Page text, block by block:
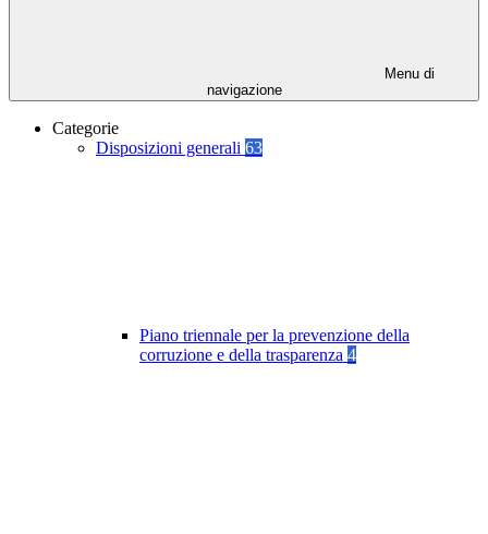
Menu di
navigazione
Categorie
Disposizioni generali 63
Piano triennale per la prevenzione della
corruzione e della trasparenza 4